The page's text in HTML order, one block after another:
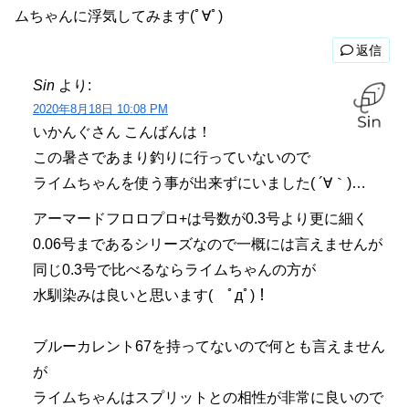
ムちゃんに浮気してみます(ﾟ∀ﾟ)
返信
Sin より:
2020年8月18日 10:08 PM
いかんぐさん こんばんは！
この暑さであまり釣りに行っていないので
ライムちゃんを使う事が出来ずにいました( ´∀｀)…
アーマードフロロプロ+は号数が0.3号より更に細く
0.06号まであるシリーズなので一概には言えませんが
同じ0.3号で比べるならライムちゃんの方が
水馴染みは良いと思います( ﾟдﾟ)！
ブルーカレント67を持ってないので何とも言えません
が
ライムちゃんはスプリットとの相性が非常に良いので